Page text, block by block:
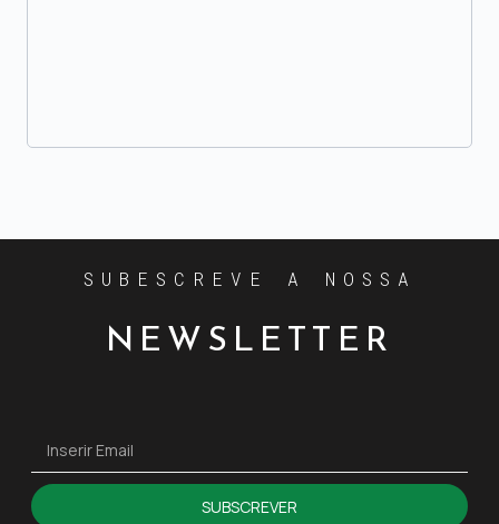
SUBESCREVE A NOSSA
NEWSLETTER
SUBSCREVER